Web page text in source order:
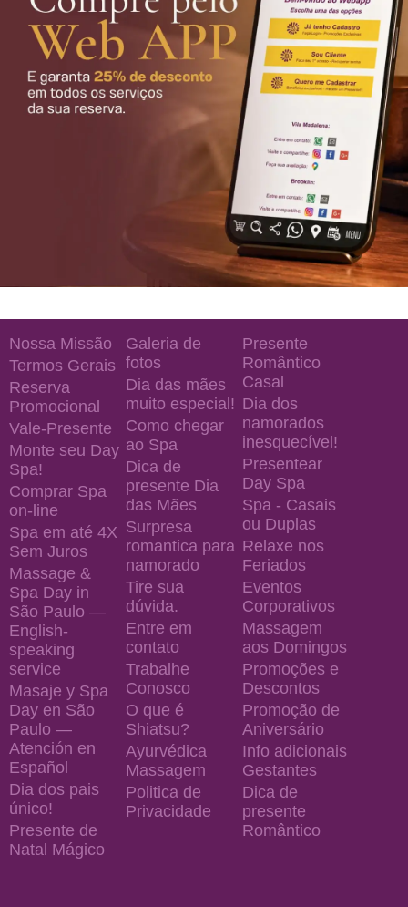
Nossa Missão
Termos Gerais
Reserva
Promocional
Vale-Presente
Monte seu Day
Spa!
Comprar Spa
on-line
Spa em até 4X
Sem Juros
Massage &
Spa Day in
São Paulo —
English-
speaking
service
Masaje y Spa
Day en São
Paulo —
Atención en
Español
Dia dos pais
único!
Presente de
Natal Mágico
Galeria de
fotos
Dia das mães
muito especial!
Como chegar
ao Spa
Dica de
presente Dia
das Mães
Surpresa
romantica para
namorado
Tire sua
dúvida.
Entre em
contato
Trabalhe
Conosco
O que é
Shiatsu?
Ayurvédica
Massagem
Politica de
Privacidade
Presente
Romântico
Casal
Dia dos
namorados
inesquecível!
Presentear
Day Spa
Spa - Casais
ou Duplas
Relaxe nos
Feriados
Eventos
Corporativos
Massagem
aos Domingos
Promoções e
Descontos
Promoção de
Aniversário
Info adicionais
Gestantes
Dica de
presente
Romântico